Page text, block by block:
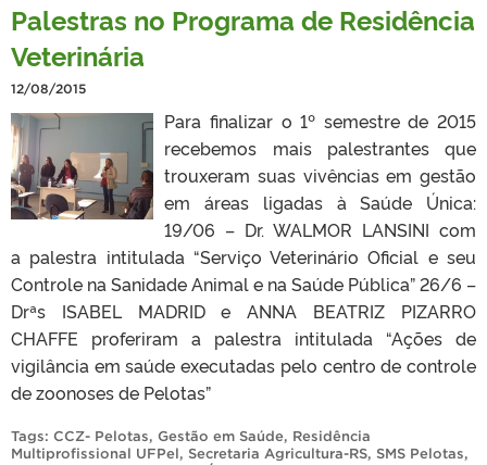
Palestras no Programa de Residência
Veterinária
12/08/2015
Para finalizar o 1º semestre de 2015
recebemos mais palestrantes que
trouxeram suas vivências em gestão
em áreas ligadas à Saúde Única:
19/06 – Dr. WALMOR LANSINI com
a palestra intitulada “Serviço Veterinário Oficial e seu
Controle na Sanidade Animal e na Saúde Pública” 26/6 –
Drªs ISABEL MADRID e ANNA BEATRIZ PIZARRO
CHAFFE proferiram a palestra intitulada “Ações de
vigilância em saúde executadas pelo centro de controle
de zoonoses de Pelotas”
Tags: CCZ- Pelotas, Gestão em Saúde, Residência
Multiprofissional UFPel, Secretaria Agricultura-RS, SMS Pelotas,